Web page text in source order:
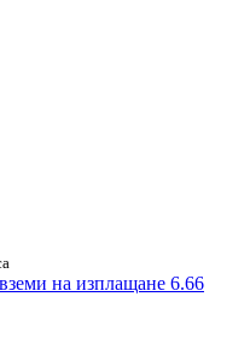
вземи на изплащане 6.66